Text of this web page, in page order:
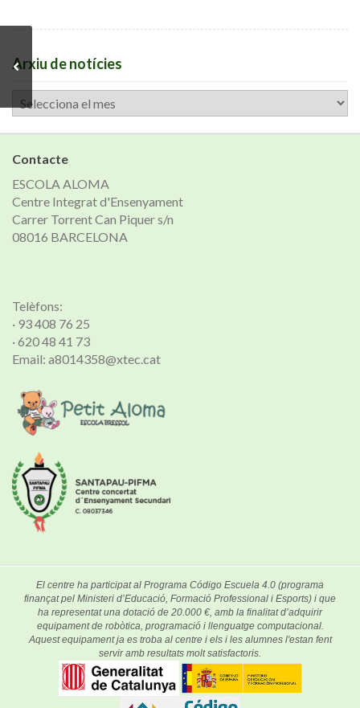
Arxiu de notícies
Arxiu
de
notícies
Contacte
ESCOLA ALOMA
Centre Integrat d'Ensenyament
Carrer Torrent Can Piquer s/n
08016 BARCELONA
Telèfons:
· 93 408 76 25
· 620 48 41 73
Email: a8014358@xtec.cat
El centre ha participat al Programa Código Escuela 4.0 (programa
finançat pel Ministeri d’Educació, Formació Professional i Esports) i que
ha representat una dotació de 20.000 €, amb la finalitat d’adquirir
equipament de robòtica, programació i llenguatge computacional.
Aquest equipament ja es troba al centre i els i les alumnes l'estan fent
servir amb resultats molt satisfactoris.